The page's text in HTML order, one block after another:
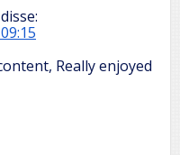
disse:
Really enjoyed